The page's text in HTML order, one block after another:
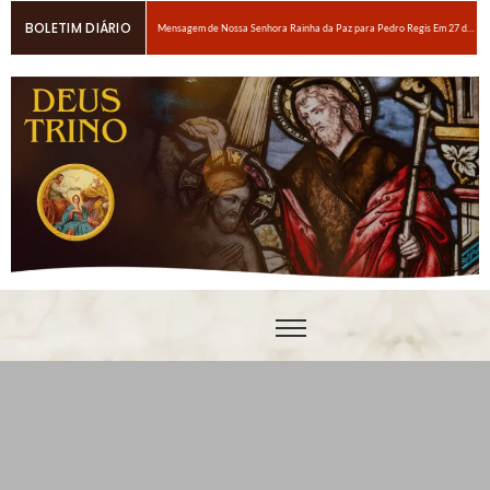
BOLETIM DIÁRIO
6 maneiras fáceis de orar se você estiver espiritualmente cansado
Oração para obter um amor ardente a Nosso Senhor Jesus Cristo
Em breve, grandes provações!Nossa Senhora Rainha do Rosário e da paz para Edson Glauber em 29 de novembro de 2020
Pedro – Escolha sempre a porta estreita